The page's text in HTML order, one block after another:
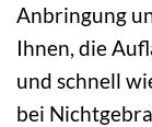
Anbringung
Ihnen, die
und schnell
bei